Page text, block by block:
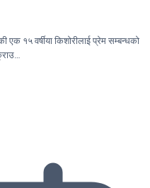
एक १५ वर्षीया किशोरीलाई प्रेम सम्बन्धको